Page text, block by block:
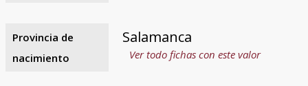
Provincia de
nacimiento
Salamanca
Ver todo fichas con este valor